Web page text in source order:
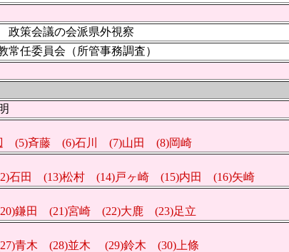
政策会議の会派県外視察
常任委員会（所管事務調査）
(5)斉藤 (6)石川 (7)山田 (8)岡崎
石田 (13)松村 (14)戸ヶ崎 (15)内田 (16)矢崎
鎌田 (21)宮崎 (22)大鹿 (23)足立
青木 (28)並木 (29)鈴木 (30)上條